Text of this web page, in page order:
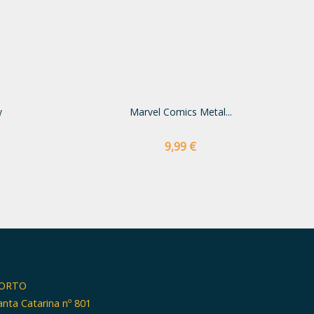
Marvel Comics Metal...
Preço
9,99 €
Catarina nº 801